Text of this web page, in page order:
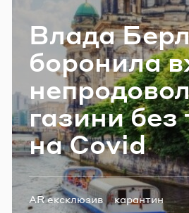
Влада
бо­ро­ни­ла
га­зи­ни без
на Covid
Теги:
AR ексклюзив
карантин
Email
Пароль
УВІЙТИ